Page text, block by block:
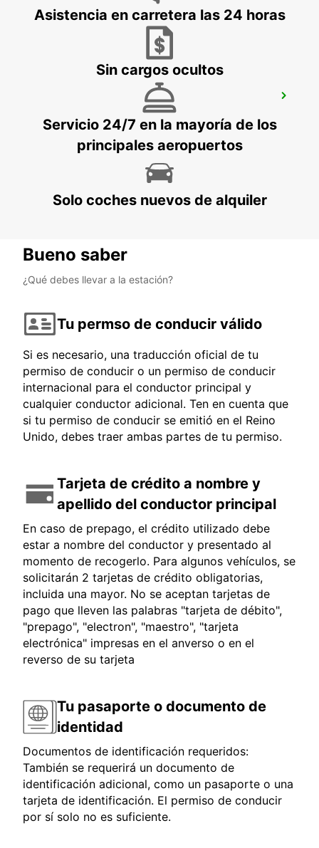
ALGECIRAS - SPAIN
GRANADA ESTACIÓN CENTRAL
Asistencia en carretera las 24 horas
Sin cargos ocultos
Servicio 24/7 en la mayoría de los
principales aeropuertos
Solo coches nuevos de alquiler
Bueno saber
¿Qué debes llevar a la estación?
Tu permso de conducir válido
Si es necesario, una traducción oficial de tu
permiso de conducir o un permiso de conducir
internacional para el conductor principal y
cualquier conductor adicional. Ten en cuenta que
si tu permiso de conducir se emitió en el Reino
Unido, debes traer ambas partes de tu permiso.
Tarjeta de crédito a nombre y
apellido del conductor principal
En caso de prepago, el crédito utilizado debe
estar a nombre del conductor y presentado al
momento de recogerlo. Para algunos vehículos, se
solicitarán 2 tarjetas de crédito obligatorias,
incluida una mayor. No se aceptan tarjetas de
pago que lleven las palabras "tarjeta de débito",
"prepago", "electron", "maestro", "tarjeta
electrónica" impresas en el anverso o en el
reverso de su tarjeta
Tu pasaporte o documento de
identidad
Documentos de identificación requeridos:
También se requerirá un documento de
identificación adicional, como un pasaporte o una
tarjeta de identificación. El permiso de conducir
por sí solo no es suficiente.